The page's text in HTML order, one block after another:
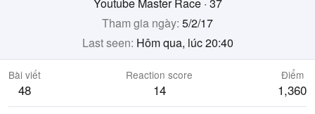
Tham gia ngày 5/2/17
Last seen Hôm qua, lúc 20:40
Bài viết
48
Reaction score
14
Điểm
1,360